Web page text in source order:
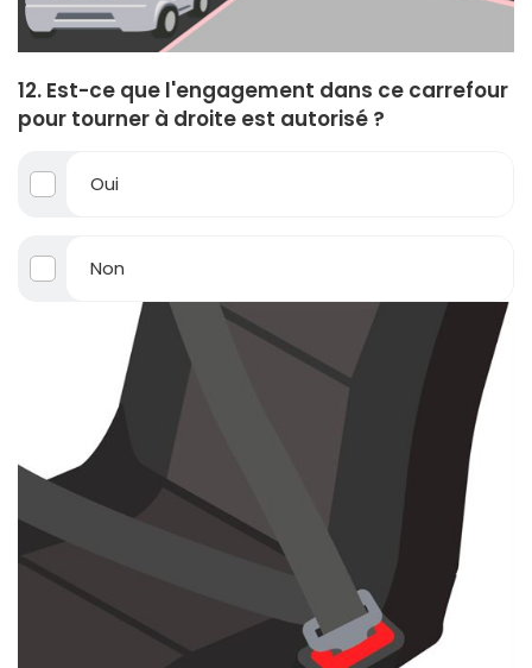
12. Est-ce que l'engagement dans ce carrefour
pour tourner à droite est autorisé ?
Oui
Non